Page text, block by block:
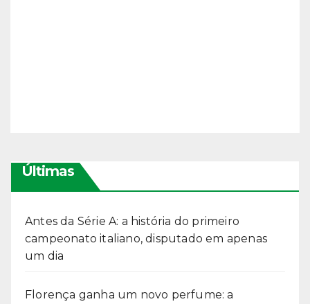
Últimas
Antes da Série A: a história do primeiro
campeonato italiano, disputado em apenas
um dia
Florença ganha um novo perfume: a